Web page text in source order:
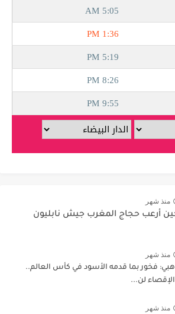
منذ شهر
أرعب حجاج المغرب جيش نابليون
منذ شهر
فخور بما قدمه الأسود في كأس العالم..
لن...
منذ شهر